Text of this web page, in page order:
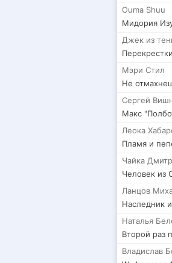
Ouma Shuu
Мидория
Джек из
Мэри Стил
Не
Сергей
Макс
Леока
Пламя и
Чайка
Человек из
Ланцов
Наследник
Наталья
Владислав